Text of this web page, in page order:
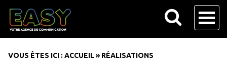
VOUS ÊTES ICI : ACCUEIL» RÉALISATIONS